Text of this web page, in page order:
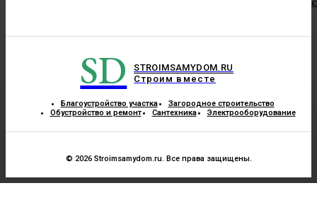
SD
STROIMSAMYDOM.RU
Строим вместе
Благоустройство участка
Загородное строительство
Обустройство и ремонт
Сантехника Электрооборудование
© 2026 Stroimsamydom.ru. Все права защищены.